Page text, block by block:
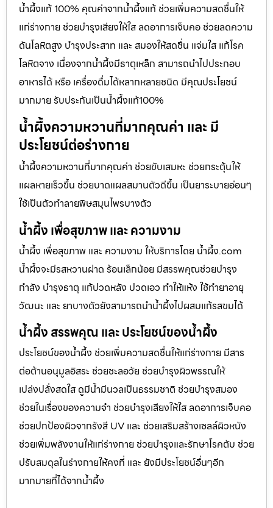
น้ำผึ้งแท้ 100% คุณค่าจากน้ำผึ้งแท้ ช่วยเพิ่มความสดชื่นให้
แก่ร่างกาย ช่วยบำรุงเสียงให้ใส ลดอาการเจ็บคอ ช่วยลดความ
ดันโลหิตสูง บำรุงประสาท และ สมองให้สดชื่น แจ่มใส แก้โรค
โลหิตจาง เนื่องจากน้ำผึ้งมีธาตุเหล็ก สามารถนำไปประกอบ
อาหารได้ หรือ เครื่องดื่มได้หลากหลายชนิด มีคุณประโยชน์
มากมาย รับประกันเป็นน้ำผึ้งแท้100%
น้ำผึ้งความหวานที่มากคุณค่า และ มี
ประโยชน์ต่อร่างกาย
น้ำผึ้งความหวานที่มากคุณค่า ช่วยขับเสมหะ ช่วยกระตุ้นให้
แผลหายเร็วขึ้น ช่วยบาดแผลสมานตัวดีขึ้น เป็นยาระบายอ่อนๆ
ใช้เป็นตัวทำลายพิษสมุนไพรบางตัว
น้ำผึ้ง เพื่อสุขภาพ และ ความงาม
น้ำผึ้ง เพื่อสุขภาพ และ ความงาม ให้บริการโดย น้ำผึ้ง.com
น้ำผึ้งจะมีรสหวานฝาด ร้อนเล็กน้อย มีสรรพคุณช่วยบำรุง
กำลัง บำรุงธาตุ แก้ปวดหลัง ปวดเอว ทำให้แห้ง ใช้ทำยาอายุ
วัฒนะ และ ยาบางตัวยังสามารถนำน้ำผึ้งไปผสมแก้รสขมได้
น้ำผึ้ง สรรพคุณ และ ประโยชน์ของน้ำผึ้ง
ประโยชน์ของน้ำผึ้ง ช่วยเพิ่มความสดชื่นให้แก่ร่างกาย มีสาร
ต่อต้านอนุมูลอิสระ ช่วยชะลอวัย ช่วยบำรุงผิวพรรณให้
เปล่งปลั่งสดใส ดูมีน้ำมีนวลเป็นธรรมชาติ ช่วยบำรุงสมอง
ช่วยในเรื่องของความจำ ช่วยบำรุงเสียงให้ใส ลดอาการเจ็บคอ
ช่วยปกป้องผิวจากรังสี UV และ ช่วยเสริมสร้างเซลล์ผิวหนัง
ช่วยเพิ่มพลังงานให้แก่ร่างกาย ช่วยบำรุงและรักษาโรคตับ ช่วย
ปรับสมดุลในร่างกายให้คงที่ และ ยังมีประโยชน์อื่นๆอีก
มากมายที่ได้จากน้ำผึ้ง